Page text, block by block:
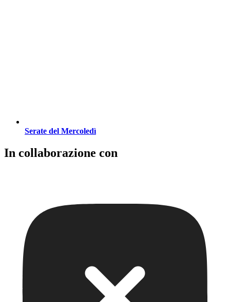
Serate del Mercoledì
In collaborazione con